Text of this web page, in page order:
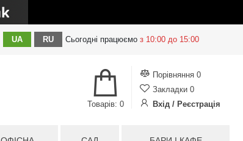
UA RU Сьогодні працюємо з 10:00 до 15:00
Порівняння 0
Закладки 0
Вхід / Реєстрація
Товарів: 0